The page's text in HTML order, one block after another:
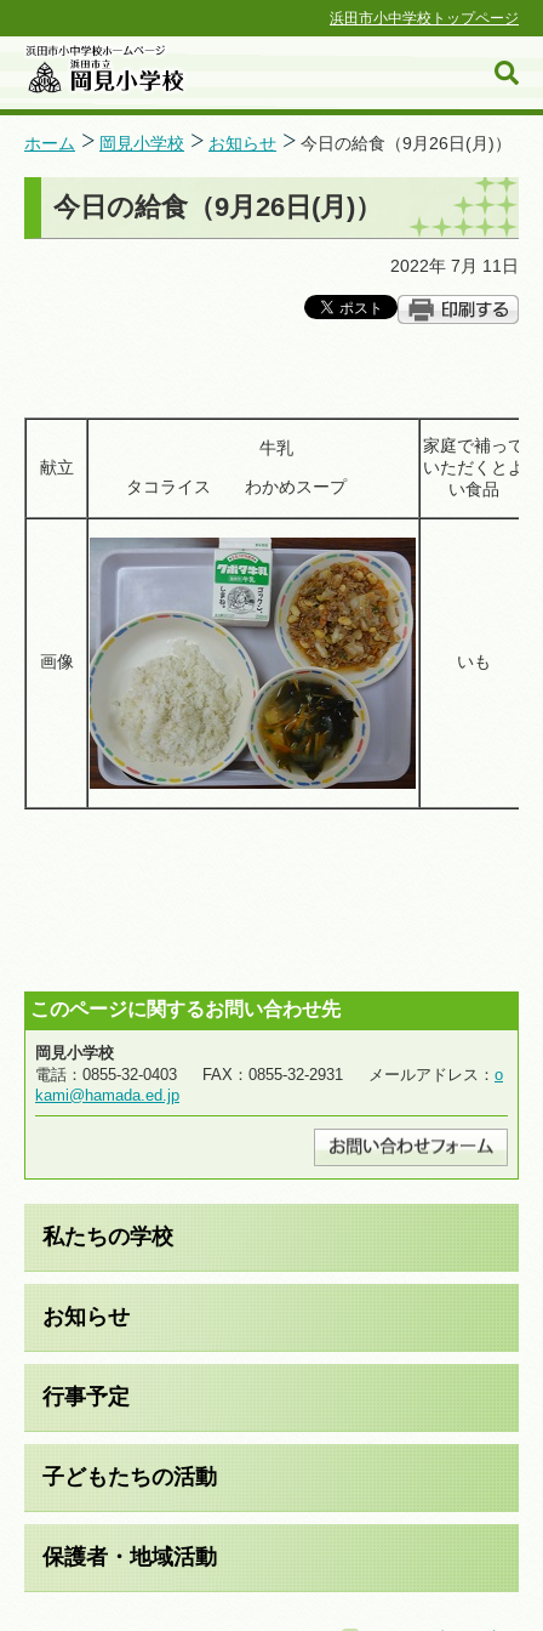
浜田市小中学校トップページ
浜田市小中学校ホームページ
ホーム 岡見小学校 お知らせ 今日の給食（9月26日(月)）
今日の給食（9月26日(月)）
2022年 7月 11日
献立
牛乳
タコライス わかめスープ
家庭で補って
いただくとよ
い食品
画像 いも
このページに関するお問い合わせ先
岡見小学校
電話：0855-32-0403 FAX：0855-32-2931 メールアドレス： o
kami@hamada.ed.jp
私たちの学校
お知らせ
行事予定
子どもたちの活動
保護者・地域活動